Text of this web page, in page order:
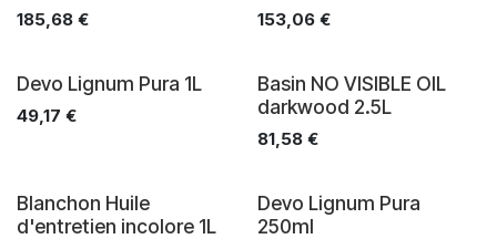
185,68 € 153,06€
Devo Lignum Pura 1L
49,17 €
Basin NO VISIBLE OIL
darkwood 2.5L
81,58€
Blanchon Huile
d'entretien incolore 1L
Devo Lignum Pura
250ml